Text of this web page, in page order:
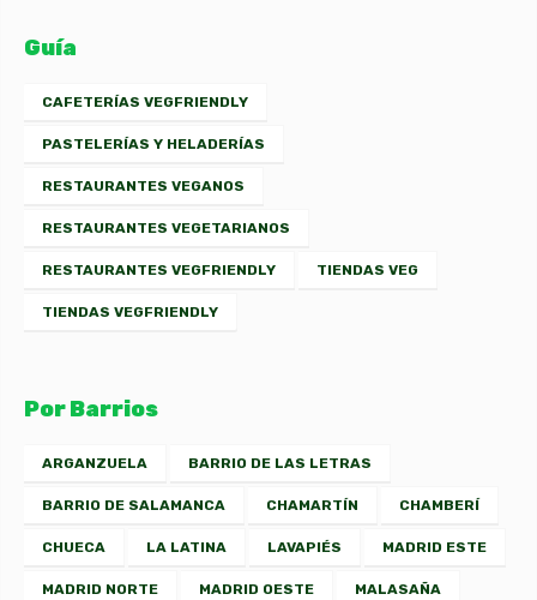
Guía
CAFETERÍAS VEGFRIENDLY
PASTELERÍAS Y HELADERÍAS
RESTAURANTES VEGANOS
RESTAURANTES VEGETARIANOS
RESTAURANTES VEGFRIENDLY TIENDAS VEG
TIENDAS VEGFRIENDLY
Por Barrios
ARGANZUELA BARRIO DE LAS LETRAS
BARRIO DE SALAMANCA CHAMARTÍN CHAMBERÍ
CHUECA LA LATINA LAVAPIÉS MADRID ESTE
MADRID NORTE MADRID OESTE MALASAÑA